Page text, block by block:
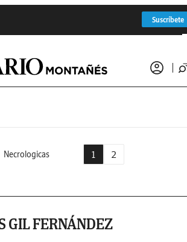
Suscríbete
Necrologicas 1 2
GIL FERNÁNDEZ